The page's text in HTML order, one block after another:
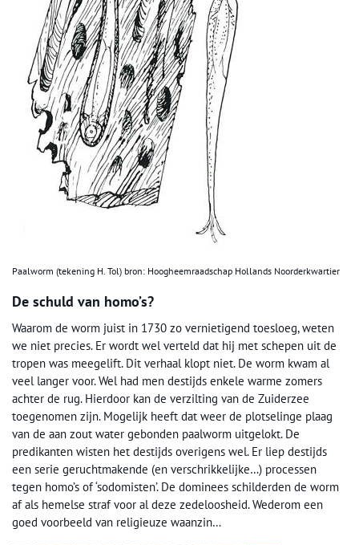
Paalworm (tekening H. Tol) bron: Hoogheemraadschap Hollands Noorderkwartier
De schuld van homo’s?
Waarom de worm juist in 1730 zo vernietigend toesloeg, weten
we niet precies. Er wordt wel verteld dat hij met schepen uit de
tropen was meegelift. Dit verhaal klopt niet. De worm kwam al
veel langer voor. Wel had men destijds enkele warme zomers
achter de rug. Hierdoor kan de verzilting van de Zuiderzee
toegenomen zijn. Mogelijk heeft dat weer de plotselinge plaag
van de aan zout water gebonden paalworm uitgelokt. De
predikanten wisten het destijds overigens wel. Er liep destijds
een serie geruchtmakende (en verschrikkelijke…) processen
tegen homo’s of ‘sodomisten’. De dominees schilderden de worm
af als hemelse straf voor al deze zedeloosheid. Wederom een
goed voorbeeld van religieuze waanzin…